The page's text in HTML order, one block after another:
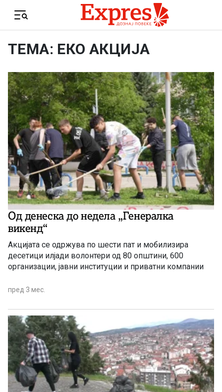
Menu
ТЕМА: ЕКО АКЦИЈА
Од денеска до недела „Генералка
викенд“
Акцијата се одржува по шести пат и мобилизира
десетици илјади волонтери од 80 општини, 600
организации, јавни институции и приватни компании
пред 3 мес.